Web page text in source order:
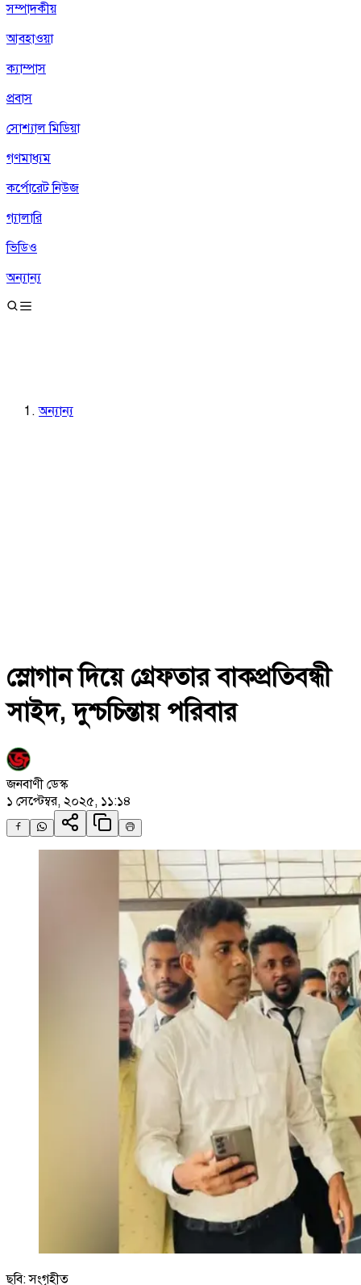
সম্পাদকীয়
আবহাওয়া
ক্যাম্পাস
প্রবাস
সোশ্যাল মিডিয়া
গণমাধ্যম
কর্পোরেট নিউজ
গ্যালারি
ভিডিও
অন্যান্য
অন্যান্য
স্লোগান দিয়ে গ্রেফতার বাকপ্রতিবন্ধী
সাইদ, দুশ্চচিন্তায় পরিবার
জনবাণী ডেস্ক
১ সেপ্টেম্বর, ২০২৫, ১১:১৪
ছবি: সংগৃহীত